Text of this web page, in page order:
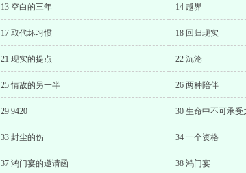
13 空白的三年 14 越界
17 取代坏习惯 18 回归现实
21 现实的提点 22 沉沦
25 情敌的另一半 26 两种陪伴
29 9420 30 生命中不可承受
33 封尘的伤 34 一个资格
37 鸿门宴的邀请函 38 鸿门宴